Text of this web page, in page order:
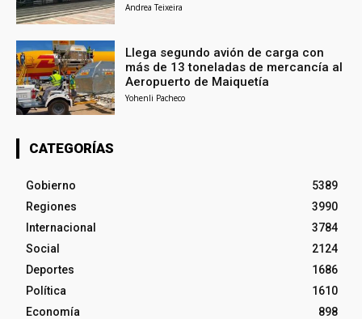
Andrea Teixeira
Llega segundo avión de carga con
más de 13 toneladas de mercancía al
Aeropuerto de Maiquetía
Yohenli Pacheco
CATEGORÍAS
Gobierno
5389
Regiones
3990
Internacional
3784
Social
2124
Deportes
1686
Política
1610
Economía
898